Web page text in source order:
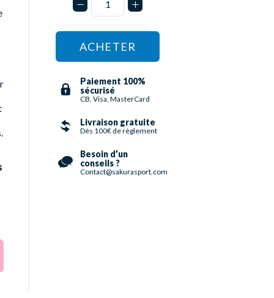
ACHETER
Paiement 100%
sécurisé
CB, Visa, MasterCard
Livraison gratuite
Dès 100€ de règlement
Besoin d’un
conseils ?
Contact@sakurasport.com